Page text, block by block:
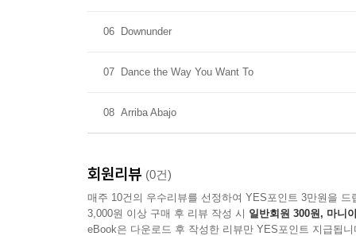
06 Downunder
07 Dance the Way You Want To
08 Arriba Abajo
회원리뷰 (0건)
매주 10건의 우수리뷰를 선정하여 YES포인트 3만원을 드
3,000원 이상 구매 후 리뷰 작성 시 일반회원 300원, 마니
eBook은 다운로드 후 작성한 리뷰만 YES포인트 지급됩니